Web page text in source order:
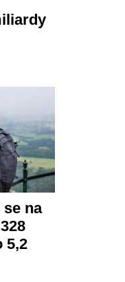
na
5,2